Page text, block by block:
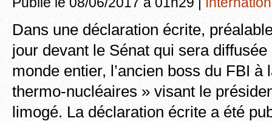
Dans une déclaration écrite,
jour devant le Sénat qui sera
monde entier, l’ancien boss du FBI
thermo-nucléaires » visant le
limogé. La déclaration écrite a été